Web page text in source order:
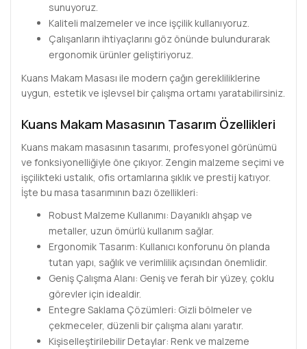
sunuyoruz.
Kaliteli malzemeler ve ince işçilik kullanıyoruz.
Çalışanların ihtiyaçlarını göz önünde bulundurarak
ergonomik ürünler geliştiriyoruz.
Kuans Makam Masası ile modern çağın gerekliliklerine
uygun, estetik ve işlevsel bir çalışma ortamı yaratabilirsiniz.
Kuans Makam Masasının Tasarım Özellikleri
Kuans makam masasının tasarımı, profesyonel görünümü
ve fonksiyonelliğiyle öne çıkıyor. Zengin malzeme seçimi ve
işçilikteki ustalık, ofis ortamlarına şıklık ve prestij katıyor.
İşte bu masa tasarımının bazı özellikleri:
Robust Malzeme Kullanımı: Dayanıklı ahşap ve
metaller, uzun ömürlü kullanım sağlar.
Ergonomik Tasarım: Kullanıcı konforunu ön planda
tutan yapı, sağlık ve verimlilik açısından önemlidir.
Geniş Çalışma Alanı: Geniş ve ferah bir yüzey, çoklu
görevler için idealdir.
Entegre Saklama Çözümleri: Gizli bölmeler ve
çekmeceler, düzenli bir çalışma alanı yaratır.
Kişiselleştirilebilir Detaylar: Renk ve malzeme